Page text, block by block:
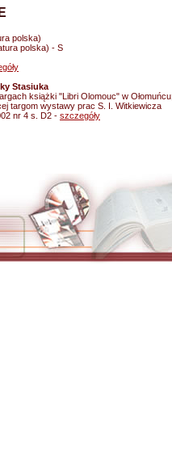
polska)
polska) - S
Stasiuka
książki "Libri Olomouc" w Ołomuńcu;
targom wystawy prac S. I. Witkiewicza
nr 4 s. D2 - szczegóły